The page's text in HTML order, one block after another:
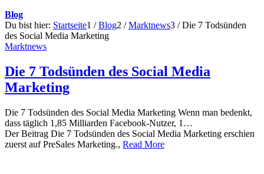
Blog
Du bist hier: Startseite1 / Blog2 / Marktnews3 / Die 7 Todsünden
des Social Media Marketing
Marktnews
Die 7 Todsünden des Social Media
Marketing
Die 7 Todsünden des Social Media Marketing Wenn man bedenkt,
dass täglich 1,85 Milliarden Facebook-Nutzer, 1…
Der Beitrag Die 7 Todsünden des Social Media Marketing erschien
zuerst auf PreSales Marketing., Read More